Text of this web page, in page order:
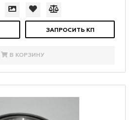
ЗАПРОСИТЬ КП
В КОРЗИНУ